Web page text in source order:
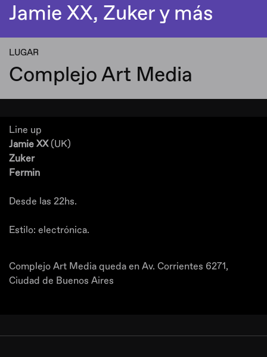
Jamie XX, Zuker y más
LUGAR
Complejo Art Media
Line up
Jamie XX(UK)
Zuker
Fermin
Desde las 22hs.
Estilo: electrónica.
Complejo Art Media queda en Av. Corrientes 6271,
Ciudad de Buenos Aires